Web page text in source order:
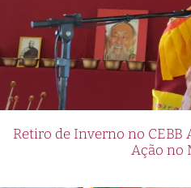
Retiro de Inverno no CEBB
Ação no